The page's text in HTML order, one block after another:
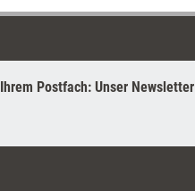
Postfach: Unser Newsletter